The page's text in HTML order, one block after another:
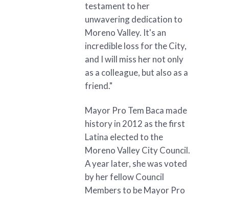
testament to her
unwavering dedication to
Moreno Valley. It's an
incredible loss for the City,
and I will miss her not only
as a colleague, but also as a
friend."
Mayor Pro Tem Baca made
history in 2012 as the first
Latina elected to the
Moreno Valley City Council.
A year later, she was voted
by her fellow Council
Members to be Mayor Pro